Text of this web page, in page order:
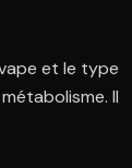
et le type
Il